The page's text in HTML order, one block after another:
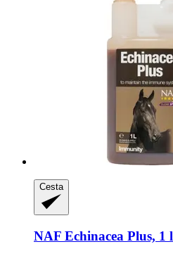
Cesta
NAF Echinacea Plus, 1 l